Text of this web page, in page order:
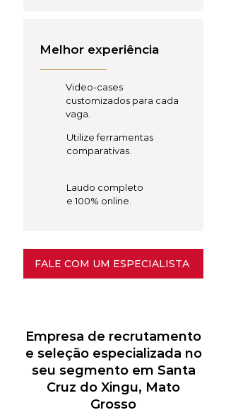
Melhor experiência
Video-cases
customizados para cada
vaga.
Utilize ferramentas
comparativas.
Laudo completo
e 100% online.
FALE COM UM ESPECIALISTA
Empresa de recrutamento
e seleção especializada no
seu segmento em Santa
Cruz do Xingu, Mato
Grosso